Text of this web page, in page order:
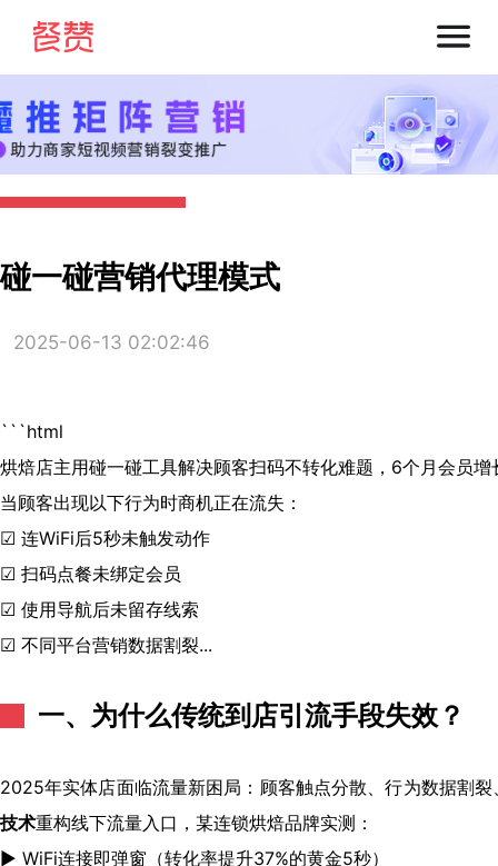
碰一碰营销代理模式
2025-06-13 02:02:46
```html
烘焙店主用碰一碰工具解决顾客扫码不转化难题，6个月会员
当顾客出现以下行为时商机正在流失：
☑ 连WiFi后5秒未触发动作
☑ 扫码点餐未绑定会员
☑ 使用导航后未留存线索
☑ 不同平台营销数据割裂...
一、为什么传统到店引流手段失效？
2025年实体店面临流量新困局：顾客触点分散、行为数据割
技术重构线下流量入口，某连锁烘焙品牌实测：
► WiFi连接即弹窗（转化率提升37%的黄金5秒）